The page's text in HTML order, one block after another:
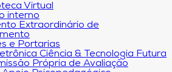
Virtual
interno
Extraordinário de
e Portarias
Ciência & Tecnologia Futura
Própria de Avaliação